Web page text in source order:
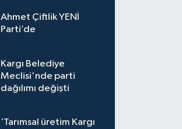
Ahmet Çiftlik YENİ
Parti’de
Kargı Belediye
Meclisi'nde parti
dağılımı değişti
‘Tarımsal üretim Kargı